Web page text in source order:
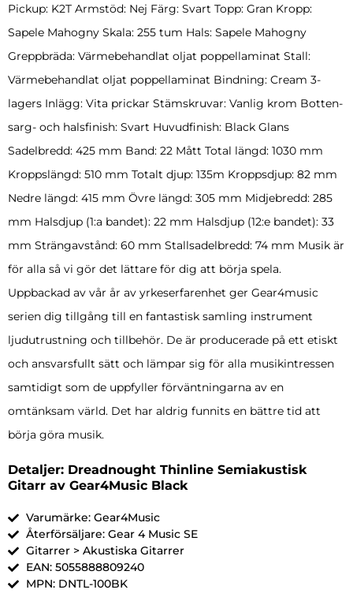
Pickup: K2T Armstöd: Nej Färg: Svart Topp: Gran Kropp:
Sapele Mahogny Skala: 255 tum Hals: Sapele Mahogny
Greppbräda: Värmebehandlat oljat poppellaminat Stall:
Värmebehandlat oljat poppellaminat Bindning: Cream 3-
lagers Inlägg: Vita prickar Stämskruvar: Vanlig krom Botten-
sarg- och halsfinish: Svart Huvudfinish: Black Glans
Sadelbredd: 425 mm Band: 22 Mått Total längd: 1030 mm
Kroppslängd: 510 mm Totalt djup: 135m Kroppsdjup: 82 mm
Nedre längd: 415 mm Övre längd: 305 mm Midjebredd: 285
mm Halsdjup (1:a bandet): 22 mm Halsdjup (12:e bandet): 33
mm Strängavstånd: 60 mm Stallsadelbredd: 74 mm Musik är
för alla så vi gör det lättare för dig att börja spela.
Uppbackad av vår år av yrkeserfarenhet ger Gear4music
serien dig tillgång till en fantastisk samling instrument
ljudutrustning och tillbehör. De är producerade på ett etiskt
och ansvarsfullt sätt och lämpar sig för alla musikintressen
samtidigt som de uppfyller förväntningarna av en
omtänksam värld. Det har aldrig funnits en bättre tid att
börja göra musik.
Detaljer: Dreadnought Thinline Semiakustisk
Gitarr av Gear4Music Black
Varumärke: Gear4Music
Återförsäljare: Gear 4 Music SE
Gitarrer > Akustiska Gitarrer
EAN: 5055888809240
MPN: DNTL-100BK